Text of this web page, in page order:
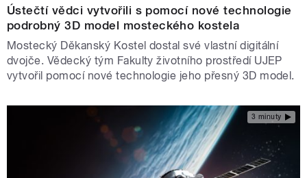
Ústečtí vědci vytvořili s pomocí nové technologie
podrobný 3D model mosteckého kostela
Mostecký Děkanský Kostel dostal své vlastní digitální
dvojče. Vědecký tým Fakulty životního prostředí UJEP
vytvořil pomocí nové technologie jeho přesný 3D model.
3 minuty